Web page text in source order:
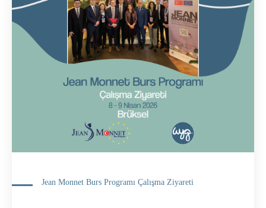
Jean Monnet Burs Programı Çalışma Ziyareti